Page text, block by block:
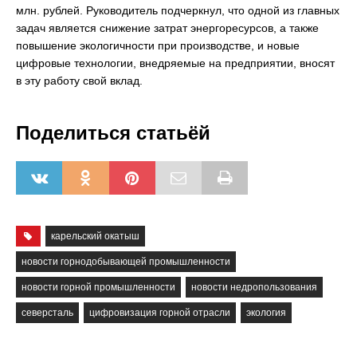
млн. рублей. Руководитель подчеркнул, что одной из главных
задач является снижение затрат энергоресурсов, а также
повышение экологичности при производстве, и новые
цифровые технологии, внедряемые на предприятии, вносят
в эту работу свой вклад.
Поделиться статьёй
карельский окатыш
новости горнодобывающей промышленности
новости горной промышленности новости недропользования
северсталь цифровизация горной отрасли экология